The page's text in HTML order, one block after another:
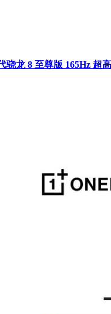
骁龙 8 至尊版 165Hz 超